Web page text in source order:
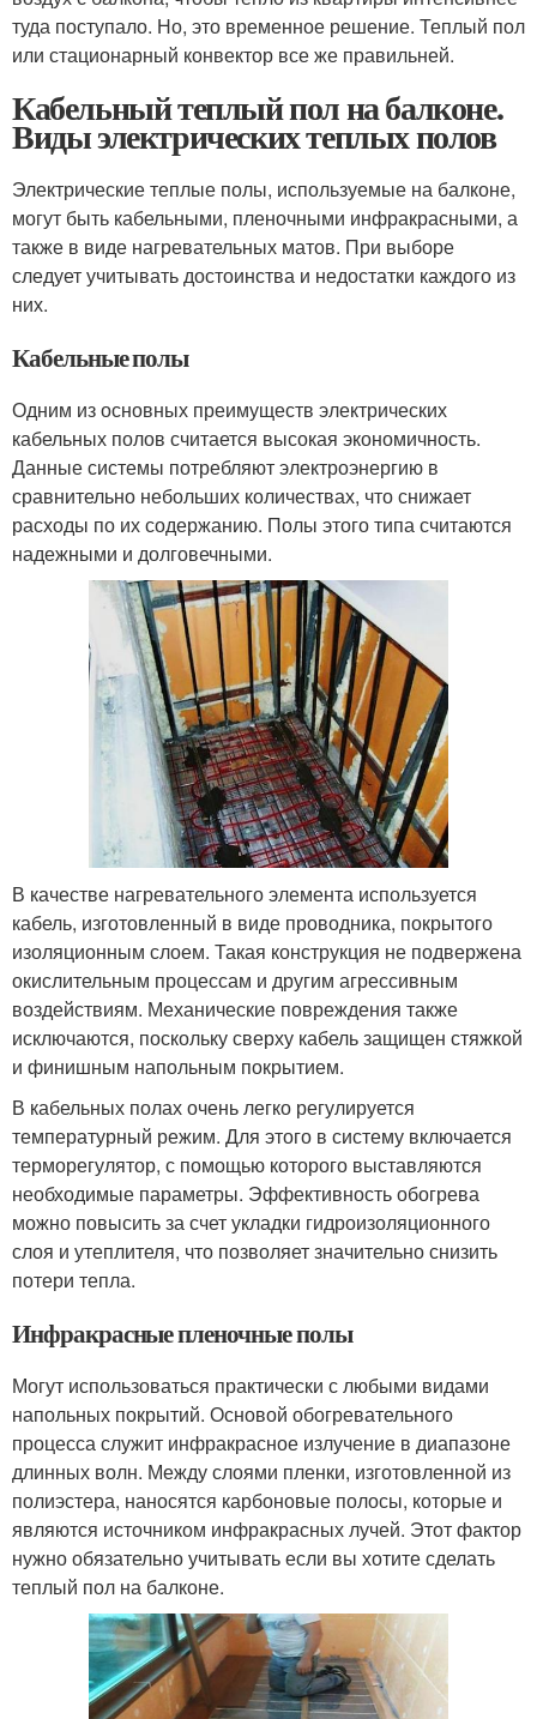
туда поступало. Но, это временное решение. Теплый пол
или стационарный конвектор все же правильней.
Кабельный теплый пол на балконе.
Виды электрических теплых полов
Электрические теплые полы, используемые на балконе,
могут быть кабельными, пленочными инфракрасными, а
также в виде нагревательных матов. При выборе
следует учитывать достоинства и недостатки каждого из
них.
Кабельные полы
Одним из основных преимуществ электрических
кабельных полов считается высокая экономичность.
Данные системы потребляют электроэнергию в
сравнительно небольших количествах, что снижает
расходы по их содержанию. Полы этого типа считаются
надежными и долговечными.
В качестве нагревательного элемента используется
кабель, изготовленный в виде проводника, покрытого
изоляционным слоем. Такая конструкция не подвержена
окислительным процессам и другим агрессивным
воздействиям. Механические повреждения также
исключаются, поскольку сверху кабель защищен стяжкой
и финишным напольным покрытием.
В кабельных полах очень легко регулируется
температурный режим. Для этого в систему включается
терморегулятор, с помощью которого выставляются
необходимые параметры. Эффективность обогрева
можно повысить за счет укладки гидроизоляционного
слоя и утеплителя, что позволяет значительно снизить
потери тепла.
Инфракрасные пленочные полы
Могут использоваться практически с любыми видами
напольных покрытий. Основой обогревательного
процесса служит инфракрасное излучение в диапазоне
длинных волн. Между слоями пленки, изготовленной из
полиэстера, наносятся карбоновые полосы, которые и
являются источником инфракрасных лучей. Этот фактор
нужно обязательно учитывать если вы хотите сделать
теплый пол на балконе.